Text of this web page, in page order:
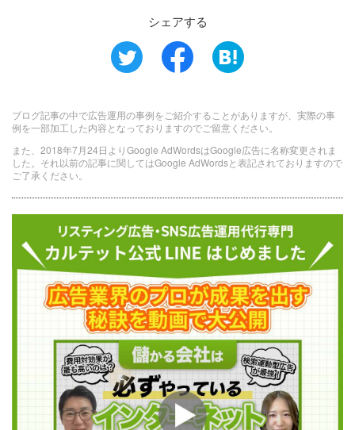
シェアする
ブログ記事の中で広告運用の事例をご紹介することがありますが、実際の事
例を一部加工した内容となっておりますのでご留意ください。
また、2018年7月24日よりGoogle AdWordsはGoogle広告に名称変更されま
した。それ以前の記事に関してはGoogle AdWordsと表記されておりますので
ご了承ください。